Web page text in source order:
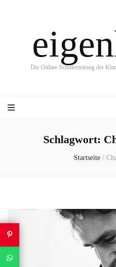
Die Online-Schülerzeitung der
Schlagwort:
Startseite /